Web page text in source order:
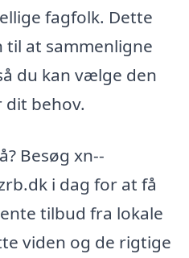
fagfolk. Dette
at sammenligne
du kan vælge den
behov.
Besøg xn--
i dag for at få
tilbud fra lokale
viden og de rigtige